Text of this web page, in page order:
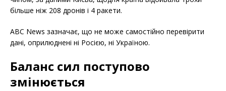
більше ніж 208 дронів і 4 ракети.
ABC News зазначає, що не може самостійно перевірити
дані, оприлюднені ні Росією, ні Україною.
Баланс сил поступово
змінюється